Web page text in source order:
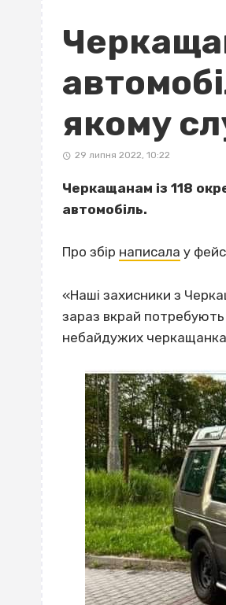
якому
29 липня 2022, 10:22
Черкащанам із 118
автомобіль.
Про збір написала у
«Наші захисники з
зараз вкрай потребують
небайдужих